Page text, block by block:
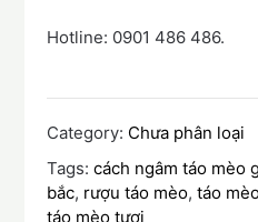
Hotline: 0901 486 486.
Category: Chưa phân loại
Tags:cách ngâm táo mèo
bắc, rượu táo mèo,táo
táo mèo tươi